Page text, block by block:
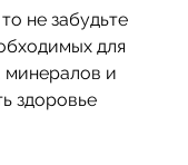
не забудьте
для
минералов и
здоровье